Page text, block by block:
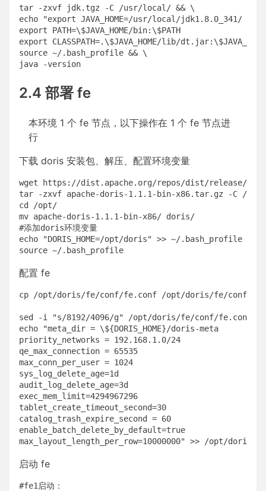
tar -zxvf jdk.tgz -C /usr/local/ && \
echo "export JAVA_HOME=/usr/local/jdk1.8.0_341/
export PATH=\$JAVA_HOME/bin:\$PATH
export CLASSPATH=.\$JAVA_HOME/lib/
source ~/.bash_profile && \
2.4 部署 fe
本环境 1 个 fe 节点，以下操作在 1 个 fe 节点进
行
下载 doris 安装包、解压、配置环境变量
wget https://dist.apache.org/repos/dist/release/
tar -zxvf apache-doris-1.1.1-bin-x86.tar.gz -C /
cd /opt/
mv apache-doris-1.1.1-bin-x86/ doris/
#添加doris环境变量
echo "DORIS_HOME=/opt/doris" >> ~/.bash_profile
配置 fe
cp /opt/doris/fe/conf/fe.conf /opt/doris/fe/conf/
sed -i "s/8192/4096/g" /opt/doris/fe/conf/fe.conf
echo "meta_dir = \${DORIS_HOME}/doris-meta
priority_networks = 192.168.1.0/24
qe_max_connection = 65535
max_conn_per_user = 1024
sys_log_delete_age=1d
audit_log_delete_age=3d
exec_mem_limit=4294967296
tablet_create_timeout_second=30
catalog_trash_expire_second = 60
enable_batch_delete_by_default=true
启动 fe
#fe1启动：